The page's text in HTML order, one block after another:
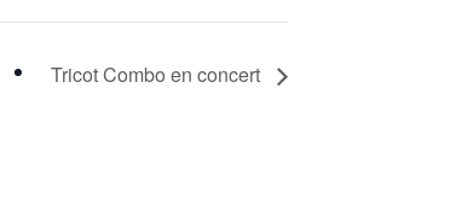
Tricot Combo en concert